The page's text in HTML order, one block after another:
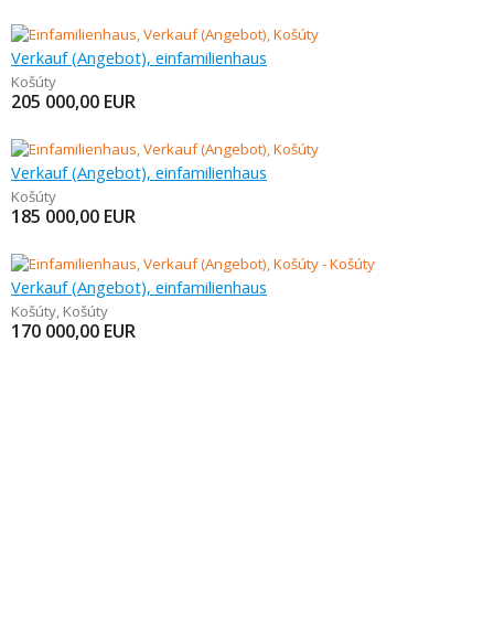
Verkauf (Angebot), einfamilienhaus
Košúty
205 000,00 EUR
Verkauf (Angebot), einfamilienhaus
Košúty
185 000,00 EUR
Verkauf (Angebot), einfamilienhaus
Košúty, Košúty
170 000,00 EUR